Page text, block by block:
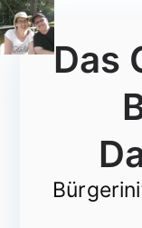
Zum
InhaltDas